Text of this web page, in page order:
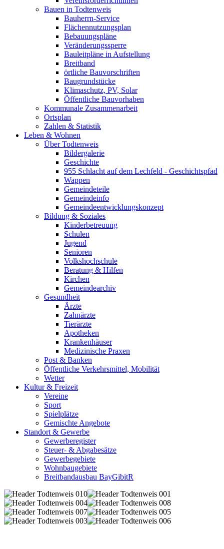
Bauen in Todtenweis
Bauherrn-Service
Flächennutzungsplan
Bebauungspläne
Veränderungssperre
Bauleitpläne in Aufstellung
Breitband
örtliche Bauvorschriften
Baugrundstücke
Klimaschutz, PV, Solar
Öffentliche Bauvorhaben
Kommunale Zusammenarbeit
Ortsplan
Zahlen & Statistik
Leben & Wohnen
Über Todtenweis
Bildergalerie
Geschichte
955 Schlacht auf dem Lechfeld - Geschichtspfad
Wappen
Gemeindeteile
Gemeindeinfo
Gemeindeentwicklungskonzept
Bildung & Soziales
Kinderbetreuung
Schulen
Jugend
Senioren
Volkshochschule
Beratung & Hilfen
Kirchen
Gemeindearchiv
Gesundheit
Ärzte
Zahnärzte
Tierärzte
Apotheken
Krankenhäuser
Medizinische Praxen
Post & Banken
Öffentliche Verkehrsmittel, Mobilität
Wetter
Kultur & Freizeit
Vereine
Sport
Spielplätze
Gemischte Angebote
Standort & Gewerbe
Gewerberegister
Steuer- & Abgabesätze
Gewerbegebiete
Wohnbaugebiete
Breitbandausbau BayGibitR